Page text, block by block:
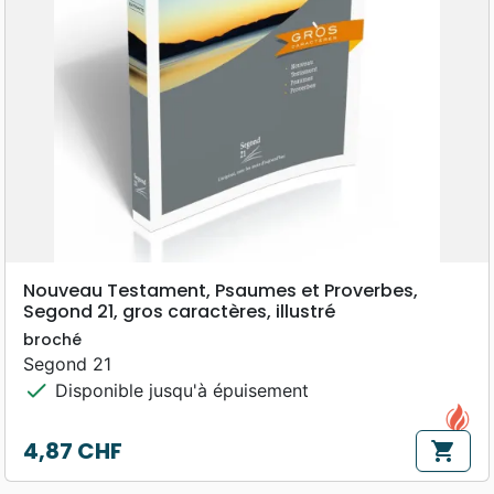
Nouveau Testament, Psaumes et Proverbes,
Segond 21, gros caractères, illustré
broché
Segond 21
check Disponible jusqu'à épuisement
Prix
4,87 CHF shopping_cart